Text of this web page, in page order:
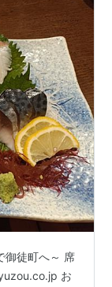
御徒町へ～ 席
お